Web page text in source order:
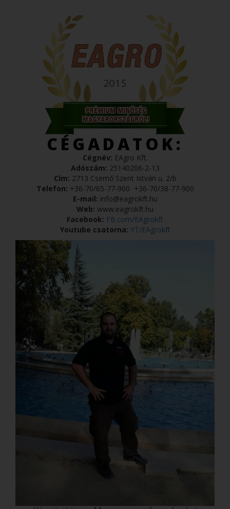
CÉGADATOK:
Cégnév: EAgro Kft.
Adószám: 25140206-2-13
Cím: 2713 Csemő Szent István u. 2/b
Telefon: +36-70/65-77-900 +36-70/38-77-900
E-mail: info@eagrokft.hu
Web: www.eagrokft.hu
Facebook: FB.com/EAgrokft
Youtube csatorna: YT/EAgrokft